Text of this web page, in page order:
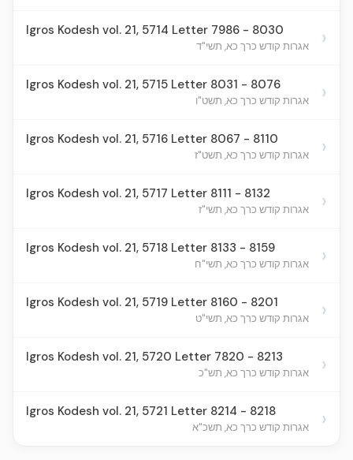
Igros Kodesh vol. 21, 5714 Letter 7986 - 8030
אגרות קודש כרך כא, תשי"ד ›
Igros Kodesh vol. 21, 5715 Letter 8031 - 8076
אגרות קודש כרך כא, תשט"ו ›
Igros Kodesh vol. 21, 5716 Letter 8067 - 8110
אגרות קודש כרך כא, תשט"ז ›
Igros Kodesh vol. 21, 5717 Letter 8111 - 8132
אגרות קודש כרך כא, תשי"ז ›
Igros Kodesh vol. 21, 5718 Letter 8133 - 8159
אגרות קודש כרך כא, תשי"ח ›
Igros Kodesh vol. 21, 5719 Letter 8160 - 8201
אגרות קודש כרך כא, תשי"ט ›
Igros Kodesh vol. 21, 5720 Letter 7820 - 8213
אגרות קודש כרך כא, תש"כ ›
Igros Kodesh vol. 21, 5721 Letter 8214 - 8218
אגרות קודש כרך כא, תשכ"א ›